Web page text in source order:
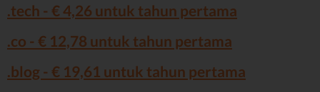
.tech - € 4,26 untuk tahun pertama
.co - € 12,78 untuk tahun pertama
.blog - € 19,61 untuk tahun pertama